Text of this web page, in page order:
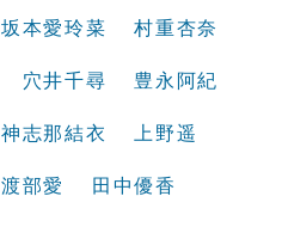
坂本愛玲菜 村重杏奈
穴井千尋 豊永阿紀
神志那結衣 上野遥
渡部愛 田中優香